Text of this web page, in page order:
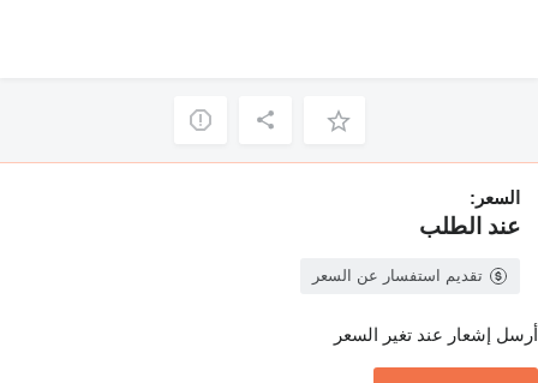
السعر:
عند الطلب
تقديم استفسار عن السعر
أرسل إشعار عند تغير السعر